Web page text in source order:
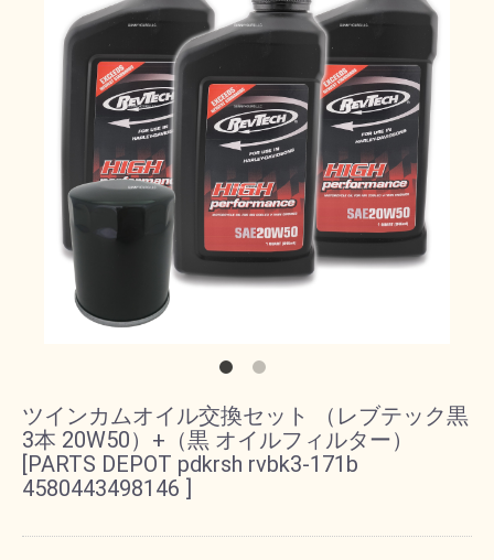
ツインカムオイル交換セット （レブテック黒
3本 20W50）+（黒 オイルフィルター）
[PARTS DEPOT pdkrsh rvbk3-171b
4580443498146 ]